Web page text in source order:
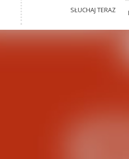
SŁUCHAJ TERAZ